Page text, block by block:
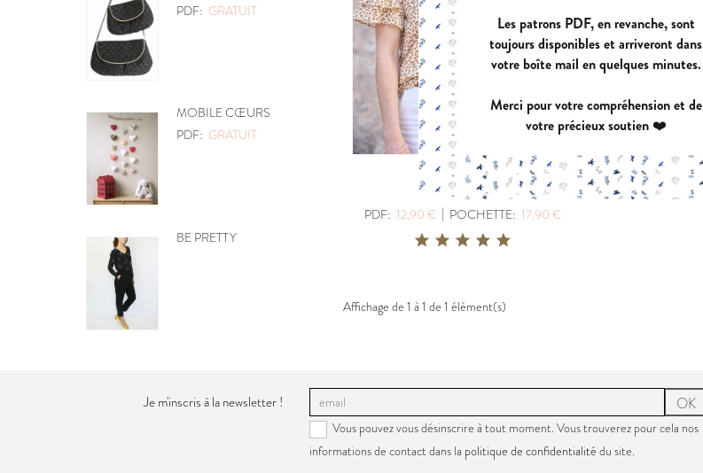
PDF: GRATUIT
MOBILE CŒURS
PDF: GRATUIT
BE PRETTY
PDF:
POCHETTE:17,90 €
EUGENIE
PDF:
POCHETTE: 17,90 €
VIREVOLTE
IDOLE
PDF: 12,90 €| POCHETTE: 17,90 €
Affichage de 1 à 1 de 1 élément(s)
Je m'inscris à la newsletter ! OK
Vous pouvez vous désinscrire à tout moment. Vous trouverez pour cela nos
informations de contact dans la politique de confidentialité du site.
Les patrons PDF, en revanche, sont
toujours disponibles et arriveront dans
votre boîte mail en quelques minutes.
Merci pour votre compréhension et de
votre précieux soutien ❤️